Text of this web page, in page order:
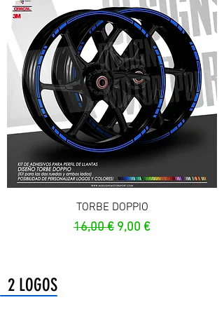
TORBE DOPPIO
Prezzo regolare
16,00 € Prezzo scontato
9,00 €
2 LOGOS